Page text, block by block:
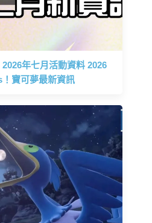
2026年七月活動資料 2026
寶可夢最新資訊